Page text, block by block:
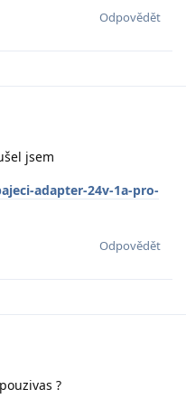
Odpovědět
jsem
adapter-24v-1a-pro-
Odpovědět
?